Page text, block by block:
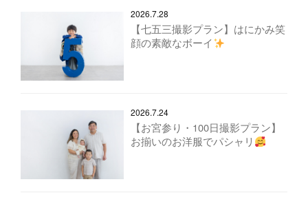
2026.7.28
【七五三撮影プラン】はにかみ笑
顔の素敵なボーイ
2026.7.24
【お宮参り・100日撮影プラン】
お揃いのお洋服でパシャリ